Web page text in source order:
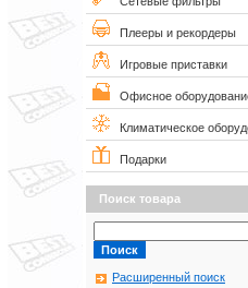
Плееры и рекордеры
Игровые приставки
Офисное
Климатическое
Подарки
Поиск товара
Расширенный поиск